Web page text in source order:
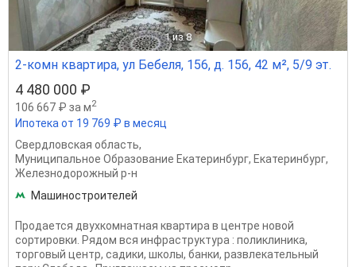
1 из 8
2-комн квартира, ул Бебеля, 156, д. 156, 42 м², 5/9 эт.
4 480 000 ₽
106 667 ₽ за м2
Ипотека от 19 769 ₽ в месяц
Свердловская область,
Муниципальное Образование Екатеринбург, Екатеринбург,
Железнодорожный р-н
Машиностроителей
Продается двухкомнатная квартира в центре новой
сортировки. Рядом вся инфраструктура : поликлиника,
торговый центр, садики, школы, банки, развлекательный